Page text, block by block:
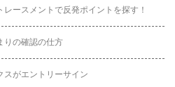
レースメントで反発ポイントを探す！
りの確認の仕方
スがエントリーサイン